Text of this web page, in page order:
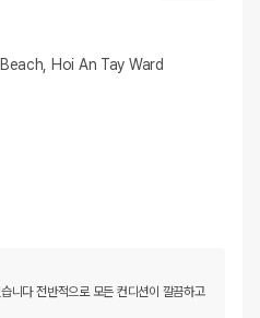
Hoi An Tay Ward
니다 전반적으로 모든 컨디션이 깔끔하고